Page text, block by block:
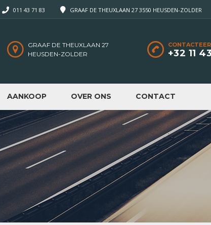
GRAAF DE THEUXLAAN 27 3550 HEUSDEN-ZOLDER
011 43 71 83
+32 11
GRAAF DE THEUXLAAN 27
HEUSDEN-ZOLDER
AANKOOP OVER ONS CONTACT